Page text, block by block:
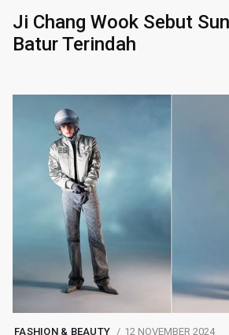
Ji Chang Wook Sebut
Batur Terindah
FASHION & BEAUTY 12 NOVEMBER 2024